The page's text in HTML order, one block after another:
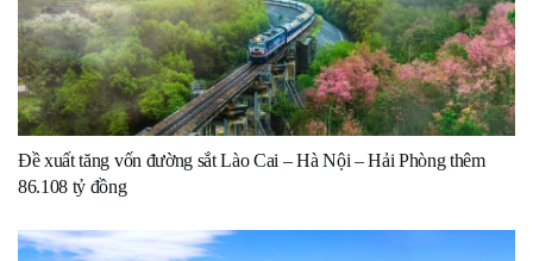
Đề xuất tăng vốn đường sắt Lào Cai – Hà Nội – Hải Phòng thêm
86.108 tỷ đồng